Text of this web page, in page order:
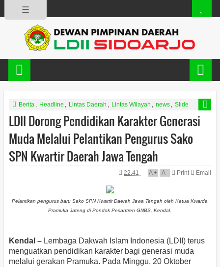
☰
Berita , Headline , Lintas Daerah , Lintas Wilayah , news , Slide
LDII Dorong Pendidikan Karakter Generasi
Muda Melalui Pelantikan Pengurus Sako
SPN Kwartir Daerah Jawa Tengah
22.41 A+ A- Print Email
Pelantikan pengurus baru Sako SPN Kwartir Daerah Jawa Tengah oleh Ketua Kwarda
Pramuka Jateng di Pondok Pesantren GNBS, Kendal.
Kendal –Lembaga Dakwah Islam Indonesia (LDII) terus
menguatkan pendidikan karakter bagi generasi muda
melalui gerakan Pramuka. Pada Minggu, 20 Oktober